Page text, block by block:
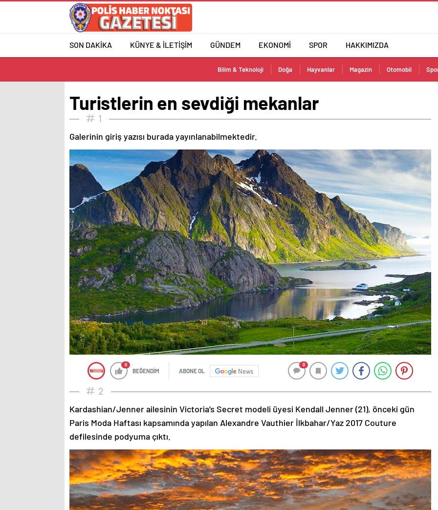
SON DAKİKA KÜNYE & İLETİŞİM GÜNDEM EKONOMİ SPOR HAKKIMIZDA
Bilim & Teknoloji Doğa Hayvanlar Magazin Otomobil
Turistlerin en sevdiği mekanlar
1
Galerinin giriş yazısı burada yayınlanabilmektedir.
0
BEĞENDİM ABONE OL News
0
2
Kardashian/Jenner ailesinin Victoria’s Secret modeli üyesi Kendall Jenner (21), önceki gün
Paris Moda Haftası kapsamında yapılan Alexandre Vauthier İlkbahar/Yaz 2017 Couture
defilesinde podyuma çıktı.